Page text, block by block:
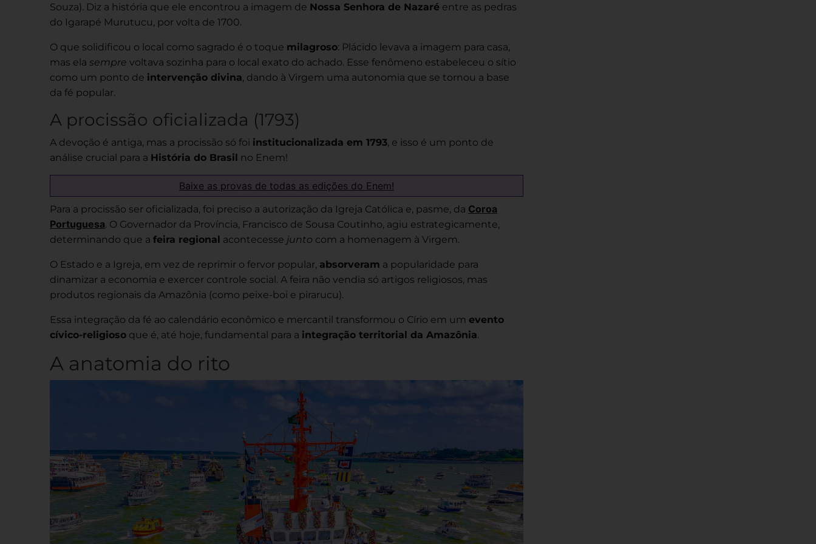
Souza). Diz a história que ele encontrou a imagem de Nossa Senhora de Nazaré entre as pedras
do Igarapé Murutucu, por volta de 1700.
O que solidificou o local como sagrado é o toque milagroso: Plácido levava a imagem para casa,
mas ela sempre voltava sozinha para o local exato do achado. Esse fenômeno estabeleceu o sítio
como um ponto de intervenção divina, dando à Virgem uma autonomia que se tornou a base
da fé popular.
A procissão oficializada (1793)
A devoção é antiga, mas a procissão só foi institucionalizada em 1793, e isso é um ponto de
análise crucial para a História do Brasil no Enem!
Baixe as provas de todas as edições do Enem!
Para a procissão ser oficializada, foi preciso a autorização da Igreja Católica e, pasme, da Coroa
Portuguesa. O Governador da Província, Francisco de Sousa Coutinho, agiu estrategicamente,
determinando que a feira regional acontecesse junto com a homenagem à Virgem.
O Estado e a Igreja, em vez de reprimir o fervor popular, absorveram a popularidade para
dinamizar a economia e exercer controle social. A feira não vendia só artigos religiosos, mas
produtos regionais da Amazônia (como peixe-boi e pirarucu).
Essa integração da fé ao calendário econômico e mercantil transformou o Círio em um evento
cívico-religioso que é, até hoje, fundamental para a integração territorial da Amazônia.
A anatomia do rito